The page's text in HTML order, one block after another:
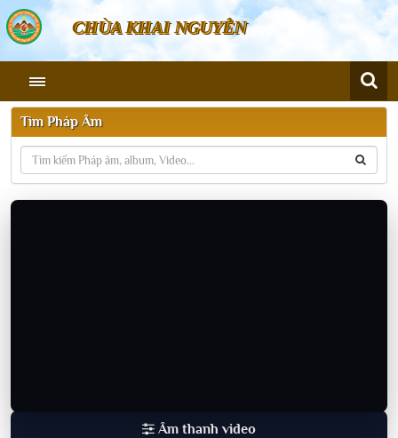
CHÙA KHAI NGUYÊN
Tìm Pháp Âm
Âm thanh video